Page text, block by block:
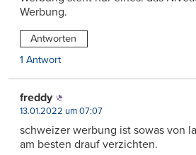
Werbung.
Antworten
1 Antwort
freddy
13.01.2022 um 07:07
schweizer werbung ist sowas von
am besten drauf verzichten.